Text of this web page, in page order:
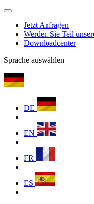
Jetzt Anfragen
Werden Sie Teil
Downloadcenter
Sprache auswählen
DE
EN
FR
ES